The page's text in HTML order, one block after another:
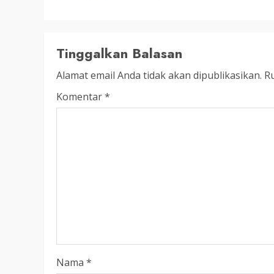
Tinggalkan Balasan
Alamat email Anda tidak akan dipublikasikan.
Komentar*
Nama *
Parlemen dengan Jalan
SENO 18 OKTOBER 2025